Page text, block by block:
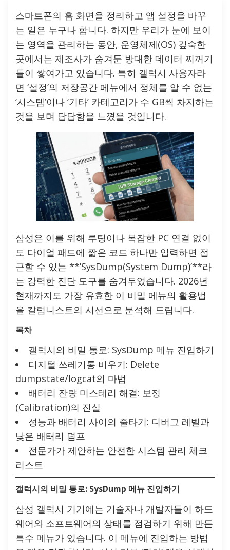
스마트폰의 홈 화면을 정리하고 앱 설정을 바꾸
는 일은 누구나 합니다. 하지만 우리가 눈에 보이
는 영역을 관리하는 동안, 운영체제(OS) 깊숙한
곳에서는 제조사가 숨겨둔 방대한 데이터 찌꺼기
들이 쌓여가고 있습니다. 특히 갤럭시 사용자라
면 ‘설정’의 저장공간 메뉴에서 정체를 알 수 없는
‘시스템’이나 ‘기타’ 카테고리가 수 GB씩 차지하는
것을 보며 답답함을 느꼈을 것입니다.
삼성은 이를 위해 루팅이나 복잡한 PC 연결 없이
도 다이얼 패드에 짧은 코드 하나만 입력하면 접
근할 수 있는 **’SysDump(System Dump)’**라
는 강력한 진단 도구를 숨겨두었습니다. 2026년
현재까지도 가장 유효한 이 비밀 메뉴의 활용법
을 칼럼니스트의 시선으로 분석해 드립니다.
목차
갤럭시의 비밀 통로: SysDump 메뉴 진입하기
디지털 쓰레기통 비우기: Delete
dumpstate/logcat의 마법
배터리 잔량 미스테리 해결: 보정
(Calibration)의 진실
성능과 배터리 사이의 줄타기: 디버그 레벨과
낮은 배터리 덤프
전문가가 제안하는 안전한 시스템 관리 체크
리스트
갤럭시의 비밀 통로: SysDump 메뉴 진입하기
삼성 갤럭시 기기에는 기술자나 개발자들이 하드
웨어와 소프트웨어의 상태를 점검하기 위해 만든
특수 메뉴가 있습니다. 이 메뉴에 진입하는 방법